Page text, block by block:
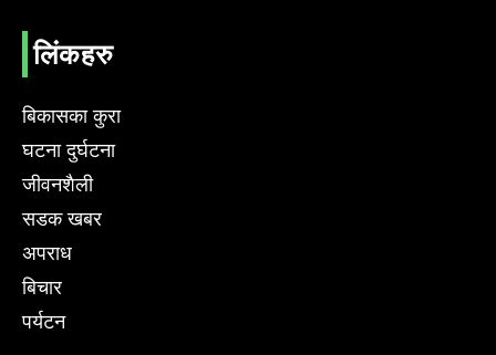
लिंकहरु
बिकासका कुरा
घटना दुर्घटना
जीवनशैली
सडक खबर
अपराध
बिचार
पर्यटन